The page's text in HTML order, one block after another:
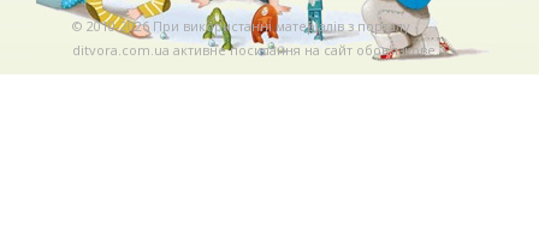
© 2010-2026 При використаннi матерiалiв з порталу
ditvora.com.ua активне посилання на сайт обов'язкове. .